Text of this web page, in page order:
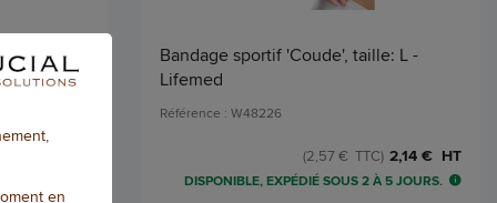
S, gris
Bandage sportif 'Coude', taille: L -
Lifemed
Référence : W48226
2,14 € HT
(2,57 € TTC)
DISPONIBLE, EXPÉDIÉ SOUS 2 À 5 JOURS.
en